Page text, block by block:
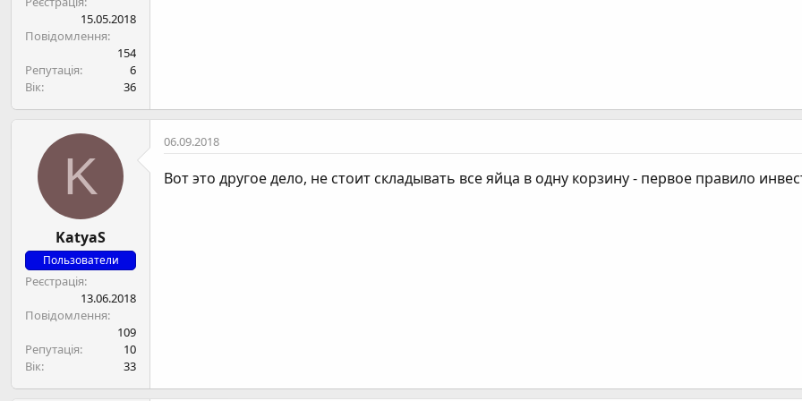
15.05.2018
Повідомлення
154
Репутація
6
Вік
36
K
KatyaS
Пользователи
Реєстрація
13.06.2018
Повідомлення
109
Репутація
10
Вік
33
06.09.2018
Вот это другое дело, не стоит складывать все яйца в одну корзину - первое правило